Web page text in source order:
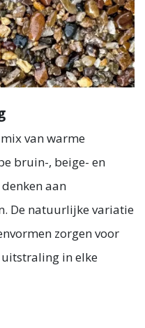
van warme
bruin-, beige- en
aan
De natuurlijke variatie
zorgen voor
in elke